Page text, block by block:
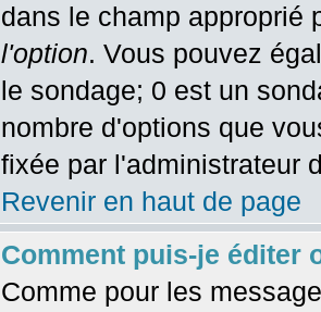
dans le champ
l'option. Vous pouvez
le sondage; 0 est un
nombre d'options que
fixée par l'administrateur
Revenir en haut de page
Comment puis-je éditer
Comme pour les